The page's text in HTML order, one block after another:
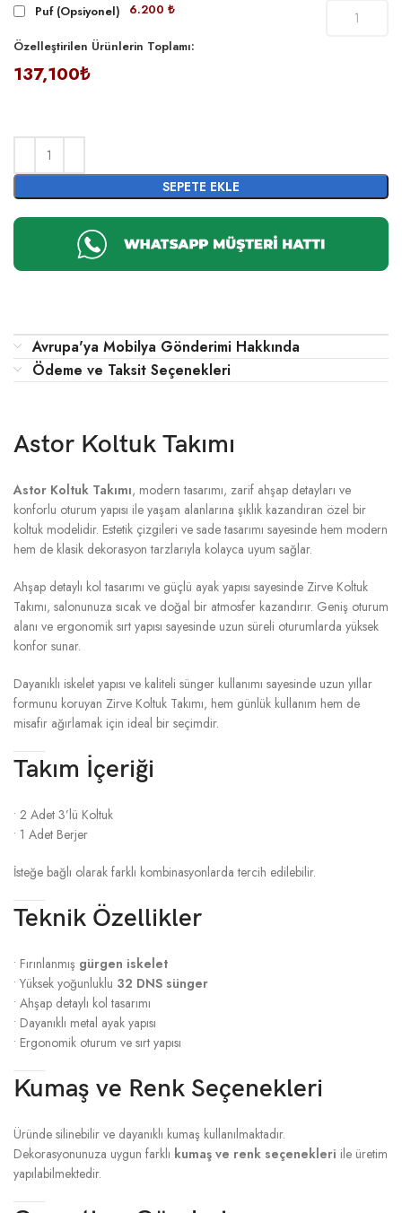
Puf (Opsiyonel) 6.200 ₺
Özelleştirilen Ürünlerin Toplamı:
137,100₺
SEPETE EKLE
Avrupa'ya Mobilya Gönderimi Hakkında
Ödeme ve Taksit Seçenekleri
Astor Koltuk Takımı
Astor Koltuk Takımı, modern tasarımı, zarif ahşap detayları ve
konforlu oturum yapısı ile yaşam alanlarına şıklık kazandıran özel bir
koltuk modelidir. Estetik çizgileri ve sade tasarımı sayesinde hem modern
hem de klasik dekorasyon tarzlarıyla kolayca uyum sağlar.
Ahşap detaylı kol tasarımı ve güçlü ayak yapısı sayesinde Zirve Koltuk
Takımı, salonunuza sıcak ve doğal bir atmosfer kazandırır. Geniş oturum
alanı ve ergonomik sırt yapısı sayesinde uzun süreli oturumlarda yüksek
konfor sunar.
Dayanıklı iskelet yapısı ve kaliteli sünger kullanımı sayesinde uzun yıllar
formunu koruyan Zirve Koltuk Takımı, hem günlük kullanım hem de
misafir ağırlamak için ideal bir seçimdir.
Takım İçeriği
• 2 Adet 3’lü Koltuk
• 1 Adet Berjer
İsteğe bağlı olarak farklı kombinasyonlarda tercih edilebilir.
Teknik Özellikler
• Fırınlanmış gürgen iskelet
• Yüksek yoğunluklu 32 DNS sünger
• Ahşap detaylı kol tasarımı
• Dayanıklı metal ayak yapısı
• Ergonomik oturum ve sırt yapısı
Kumaş ve Renk Seçenekleri
Üründe silinebilir ve dayanıklı kumaş kullanılmaktadır.
Dekorasyonunuza uygun farklı kumaş ve renk seçenekleri ile üretim
yapılabilmektedir.